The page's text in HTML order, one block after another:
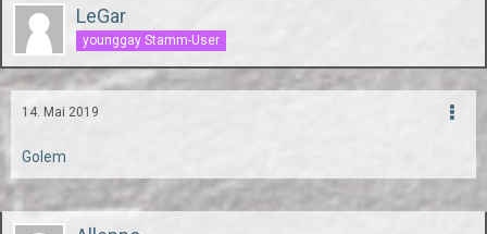
LeGar
younggay Stamm-User
14. Mai 2019
Golem